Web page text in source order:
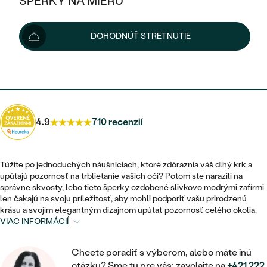
KOMBINOVANÉ ZLATO
PODĽA ŠTÝLU
ETERNITY
VINTAGE
NETRADIČNÉ
POSTRANNÉ DRAHOKAMY
HALO
VINTAGE
SET ZÁSNUBNÉHO PRSTEŇA A
NETRADIČNÉ
ZOSTAVTE SI PRSTEŇ
VÝPREDAJ
ŠPERKY ČO POMÁHAJÚ
PODĽA TYPU
NÁUŠNICE
PRSTENE
PRÍVESKY
NÁRAMKY
SETY
PÁNSKE ŠPERKY
PLATINOVÉ
NAPICHOVACIE
KRUHOVÉ
MINIMALISTICKÉ
VISIACE
SOLITÉR
V TVARE SRDCA
ZLATÉ
STRIEBORNÉ
PODĽA ŠTÝLU
SOLITÉR
NARODENIE DIEŤAŤA
PERSONALIZOVANÉ
SO ZNAMENÍM ZVEROKRUHU
MINIMALISTICKÉ
VÝPREDAJ
ZLATÉ
STRIEBORNÉ
PODĽA ŠTÝLU
ETERNITY
DOHODNÚŤ STRETNUTIE
1 914 €
Možnosti doručenia
4.9 710 recenzií
Túžite po jednoduchých náušniciach, ktoré zdôraznia váš dlhý krk a
upútajú pozornosť na trblietanie vašich očí? Potom ste narazili na
správne skvosty, lebo tieto šperky ozdobené slivkovo modrými zafírmi
len čakajú na svoju príležitosť, aby mohli podporiť vašu prirodzenú
krásu a svojím elegantným dizajnom upútať pozornosť celého okolia.
VIAC INFORMÁCIÍ
Chcete poradiť s výberom, alebo máte inú